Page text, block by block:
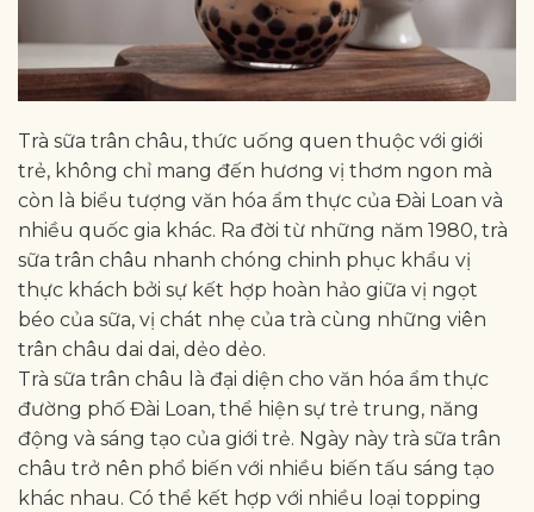
Trà sữa trân châu, thức uống quen thuộc với giới
trẻ, không chỉ mang đến hương vị thơm ngon mà
còn là biểu tượng văn hóa ẩm thực của Đài Loan và
nhiều quốc gia khác. Ra đời từ những năm 1980, trà
sữa trân châu nhanh chóng chinh phục khẩu vị
thực khách bởi sự kết hợp hoàn hảo giữa vị ngọt
béo của sữa, vị chát nhẹ của trà cùng những viên
trân châu dai dai, dẻo dẻo.
Trà sữa trân châu là đại diện cho văn hóa ẩm thực
đường phố Đài Loan, thể hiện sự trẻ trung, năng
động và sáng tạo của giới trẻ. Ngày này trà sữa trân
châu trở nên phổ biến với nhiều biến tấu sáng tạo
khác nhau. Có thể kết hợp với nhiều loại topping